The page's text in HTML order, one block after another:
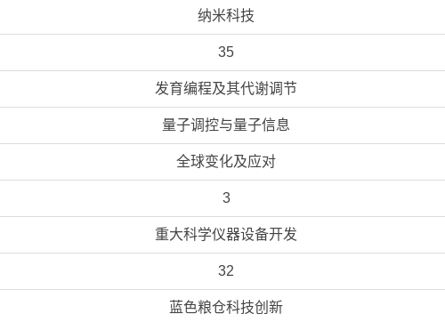
纳米科技
35
发育编程及其代谢调节
量子调控与量子信息
全球变化及应对
3
重大科学仪器设备开发
32
蓝色粮仓科技创新